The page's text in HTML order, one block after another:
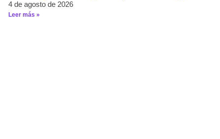
4 de agosto de 2026
Leer más »